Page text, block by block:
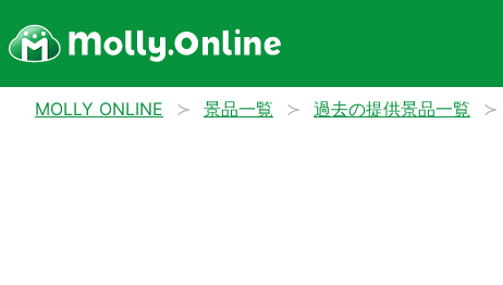
MOLLY ONLINE 景品一覧 過去の提供景品一覧